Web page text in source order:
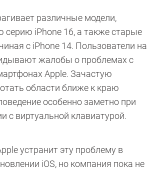
различные модели,
серию iPhone 16, а также старые
с iPhone 14. Пользователи на
жалобы о проблемах с
Apple. Зачастую
области ближе к краю
особенно заметно при
с виртуальной клавиатурой.
устранит эту проблему в
iOS, но компания пока не